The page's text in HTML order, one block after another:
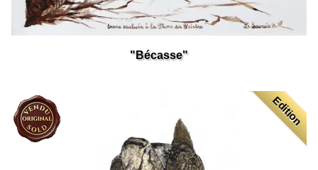
"Bécasse"
Edition